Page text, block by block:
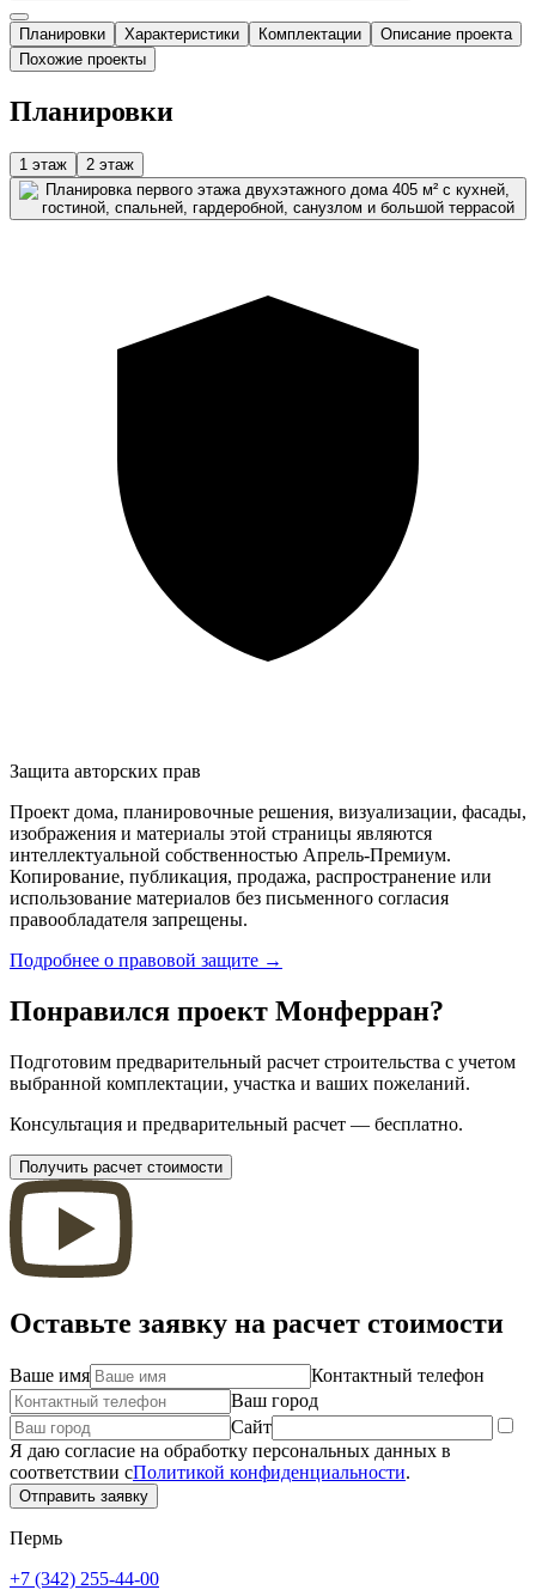
Планировки Характеристики Комплектации
Описание проекта
Похожие проекты
Планировки
1 этаж 2 этаж
Защита авторских прав
Проект дома, планировочные решения, визуализации, фасады,
изображения и материалы этой страницы являются
интеллектуальной собственностью Апрель-Премиум.
Копирование, публикация, продажа, распространение или
использование материалов без письменного согласия
правообладателя запрещены.
Подробнее о правовой защите →
Понравился проект Монферран?
Подготовим предварительный расчет строительства с учетом
выбранной комплектации, участка и ваших пожеланий.
Консультация и предварительный расчет — бесплатно.
Получить расчет стоимости
Оставьте заявку на расчет стоимости
Ваше имя
Контактный телефон
Ваш город
Сайт
Я даю согласие на обработку персональных данных в
соответствии сПолитикой конфиденциальности.
Отправить заявку
Пермь
+7 (342) 255-44-00